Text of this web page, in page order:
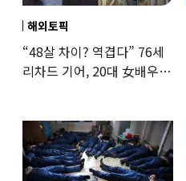
해외토픽
“48살 차이? 역겹다” 76세
리차드 기어, 20대 女배우와